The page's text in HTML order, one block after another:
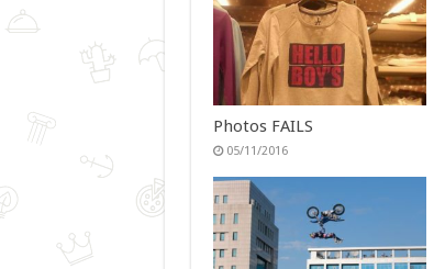
Photos FAILS
05/11/2016